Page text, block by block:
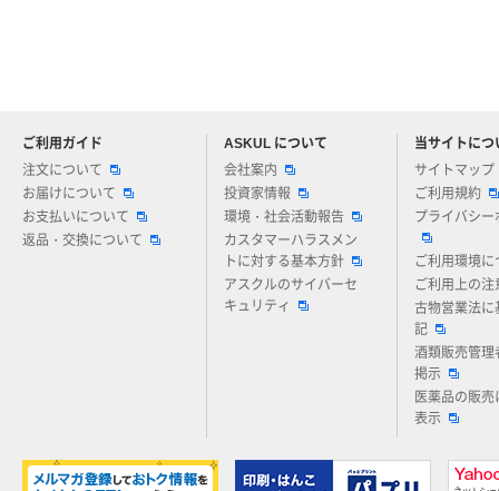
ご利用ガイド
注文について
お届けについて
お支払いについて
返品・交換について
ASKUL について
会社案内
投資家情報
環境・社会活動報告
カスタマーハラスメン
トに対する基本方針
アスクルのサイバーセ
キュリティ
当サイトにつ
サイトマップ
ご利用規約
プライバシー
ご利用環境に
ご利用上の注
古物営業法に
記
酒類販売管理
掲示
医薬品の販売
表示
アスクルについてお気軽にご質問ください